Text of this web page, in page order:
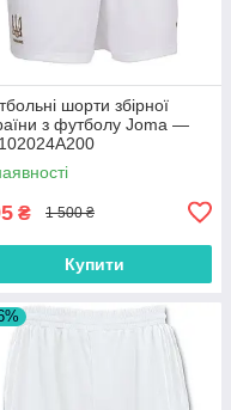
шорти збірної
з футболу Joma —
₴ 1 500 ₴
Купити